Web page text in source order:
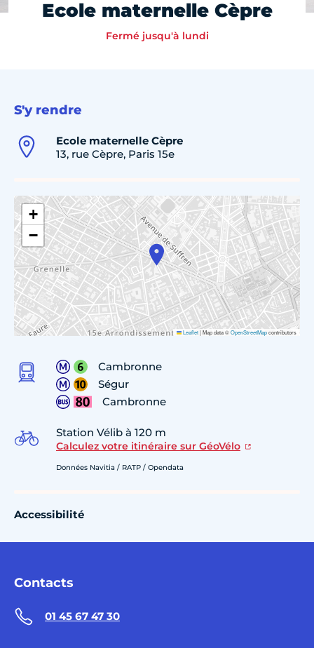
Ecole maternelle Cèpre
Fermé jusqu'à lundi
S'y rendre
Ecole maternelle Cèpre
13, rue Cèpre, Paris 15e
+
−
Leaflet|Map data ©OpenStreetMapcontributors
Cambronne
Ségur
Cambronne
Station Vélib à 120 m
Calculez votre itinéraire sur GéoVélo
Données Navitia / RATP / Opendata
Accessibilité
Contacts
01 45 67 47 30